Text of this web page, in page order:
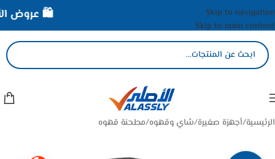
Skip to navigation
Skip to main content
الرئيسية/أجهزة صغيرة/شاي وقهوه/مطحنة قهوه
🛍️ عروض